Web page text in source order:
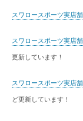
スワロースポーツ実店舗
スワロースポーツ実店
更新しています！
スワロースポーツ実店
ど更新しています！